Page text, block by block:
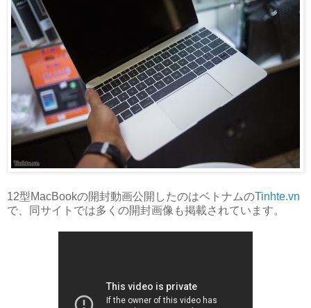
12型MacBookの開封動画公開したのはベトナムのTinhte.vn
で、同サイトでは多くの開封画像も掲載されています。